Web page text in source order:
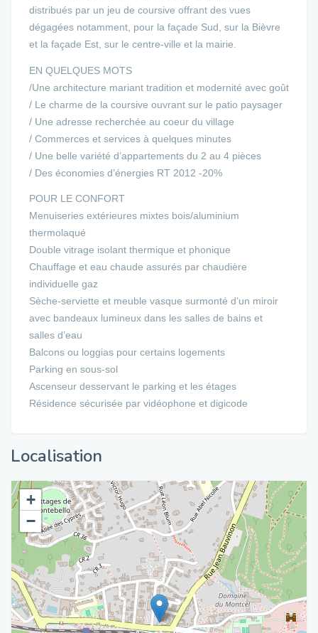
distribués par un jeu de coursive offrant des vues
dégagées notamment, pour la façade Sud, sur la Bièvre
et la façade Est, sur le centre-ville et la mairie.
EN QUELQUES MOTS
/Une architecture mariant tradition et modernité avec goût
/ Le charme de la coursive ouvrant sur le patio paysager
/ Une adresse recherchée au coeur du village
/ Commerces et services à quelques minutes
/ Une belle variété d’appartements du 2 au 4 pièces
/ Des économies d’énergies RT 2012 -20%
POUR LE CONFORT
Menuiseries extérieures mixtes bois/aluminium
thermolaqué
Double vitrage isolant thermique et phonique
Chauffage et eau chaude assurés par chaudière
individuelle gaz
Sèche-serviette et meuble vasque surmonté d’un miroir
avec bandeaux lumineux dans les salles de bains et
salles d’eau
Balcons ou loggias pour certains logements
Parking en sous-sol
Ascenseur desservant le parking et les étages
Résidence sécurisée par vidéophone et digicode
Localisation
+
−